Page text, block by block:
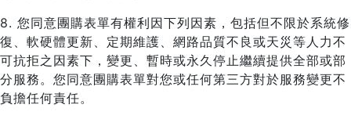
8. 您同意團購表單有權利因下列因素，包括但不限於系統修
復、軟硬體更新、定期維護、網路品質不良或天災等人力不
可抗拒之因素下，變更、暫時或永久停止繼續提供全部或部
分服務。您同意團購表單對您或任何第三方對於服務變更不
負擔任何責任。